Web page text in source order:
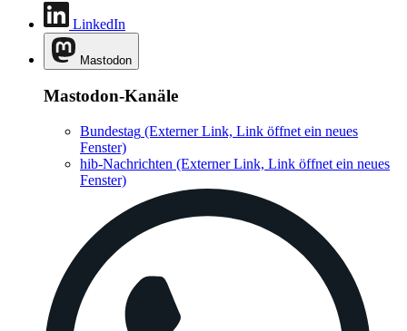
LinkedIn
Mastodon
Mastodon-Kanäle
Bundestag (Externer Link, Link öffnet ein neues
Fenster)
hib-Nachrichten (Externer Link, Link öffnet ein neues
Fenster)